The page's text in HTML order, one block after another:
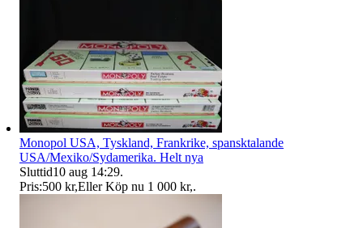
Monopol USA, Tyskland, Frankrike, spansktalande
USA/Mexiko/Sydamerika. Helt nya
Sluttid10 aug 14:29.
Pris:500 kr,Eller Köp nu 1 000 kr,.